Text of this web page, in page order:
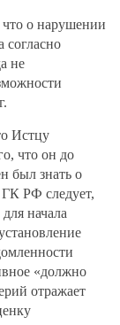
что о нарушении
согласно
не
Истцу
что он до
был знать о
РФ следует,
начала
«должно
отражает